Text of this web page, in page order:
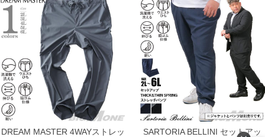
ンピュータ画面）によって、商品の色味が若干異なる場合がございます。予めご了承
ください。
※当店での掲載商品は、実店鋪と在庫を共用しておりますので店頭での売り違い、店
舗からのお取り寄せ等により、お客様にご迷惑をお掛けしてしまう場合がございま
す。そのようなことがない様最大限に努めておりますが、もしあった場合速やかにご
連絡させて頂きますので予めご了承ください。
ITEM INTRODUCTION
DREAM MASTER 4WAYストレッ SARTORIA BELLINI セットアッ